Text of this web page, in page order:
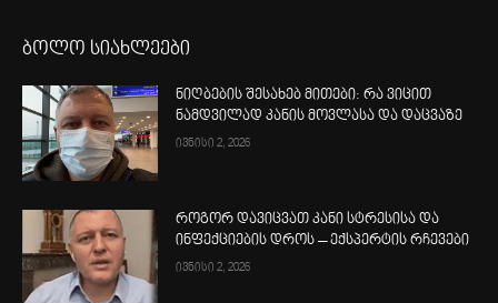
ბოლო სიახლეები
ნიღბების შესახებ მითები: რა ვიცით
ნამდვილად კანის მოვლასა და დაცვაზე
ივნისი 2, 2026
როგორ დავიცვათ კანი სტრესისა და
ინფექციების დროს – ექსპერტის რჩევები
ივნისი 2, 2026